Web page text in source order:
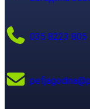
035 8223 805